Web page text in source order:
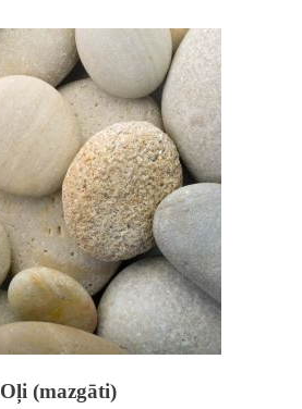
Oļi (mazgāti)